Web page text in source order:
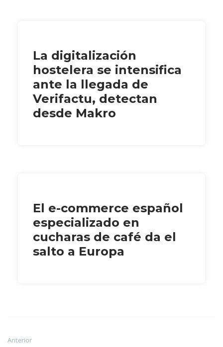
La digitalización
hostelera se intensifica
ante la llegada de
Verifactu, detectan
desde Makro
El e-commerce español
especializado en
cucharas de café da el
salto a Europa
Anterior